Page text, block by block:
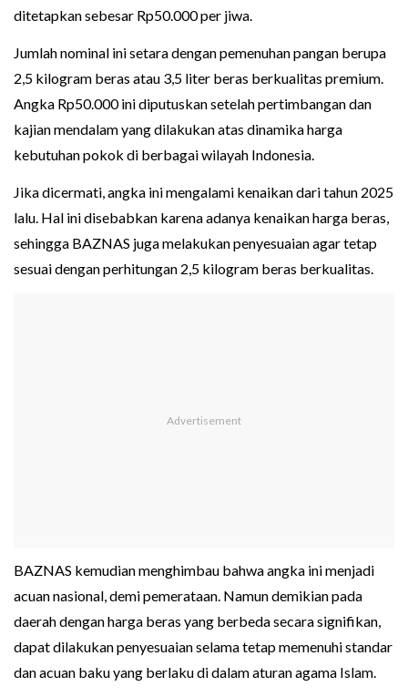
ditetapkan sebesar Rp50.000 per jiwa.
Jumlah nominal ini setara dengan pemenuhan pangan berupa
2,5 kilogram beras atau 3,5 liter beras berkualitas premium.
Angka Rp50.000 ini diputuskan setelah pertimbangan dan
kajian mendalam yang dilakukan atas dinamika harga
kebutuhan pokok di berbagai wilayah Indonesia.
Jika dicermati, angka ini mengalami kenaikan dari tahun 2025
lalu. Hal ini disebabkan karena adanya kenaikan harga beras,
sehingga BAZNAS juga melakukan penyesuaian agar tetap
sesuai dengan perhitungan 2,5 kilogram beras berkualitas.
BAZNAS kemudian menghimbau bahwa angka ini menjadi
acuan nasional, demi pemerataan. Namun demikian pada
daerah dengan harga beras yang berbeda secara signifikan,
dapat dilakukan penyesuaian selama tetap memenuhi standar
dan acuan baku yang berlaku di dalam aturan agama Islam.